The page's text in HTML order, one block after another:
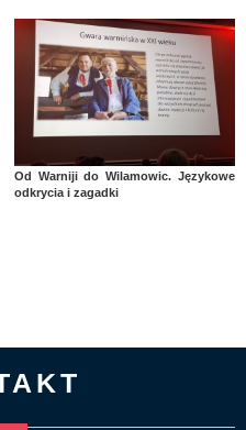
Od Warniji do Wilamowic. Językowe
odkrycia i zagadki